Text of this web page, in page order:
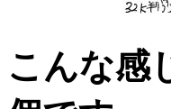
こんな感